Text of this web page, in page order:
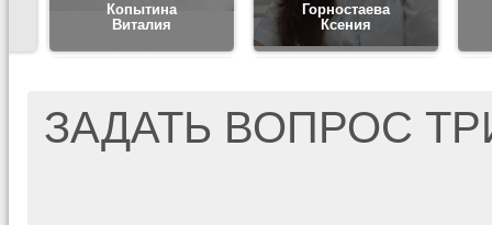
Копытина
Виталия
Горностаева
Ксения
ЗАДАТЬ ВОПРОС